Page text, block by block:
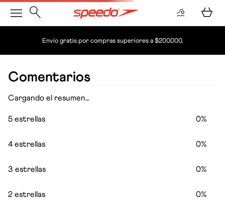
Envío gratis por compras superiores a $200.000.
Comentarios
Cargando el resumen…
5 estrellas 0%
4 estrellas 0%
3 estrellas 0%
2 estrellas 0%